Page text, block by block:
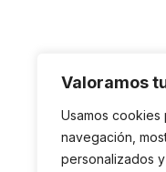
Valoramos
Usamos cookies
navegación,
personalizados